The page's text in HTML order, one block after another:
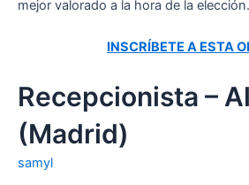
mejor valorado a la hora de la elección.
INSCRÍBETE A ESTA
Recepcionista –
(Madrid)
samyl